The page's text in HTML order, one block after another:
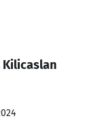
Kilicaslan